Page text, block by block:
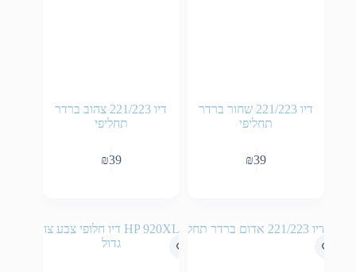
דיו 221/223 שחור ברדר
תחליפי
₪39
דיו 221/223 צהוב ברדר
תחליפי
₪39